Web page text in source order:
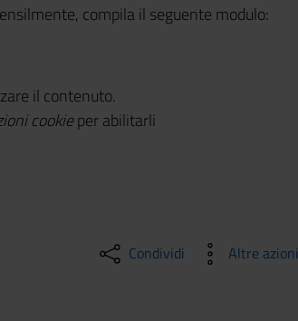
compila il seguente modulo:
il contenuto.
cookieper abilitarli
Condividi Altre azioni